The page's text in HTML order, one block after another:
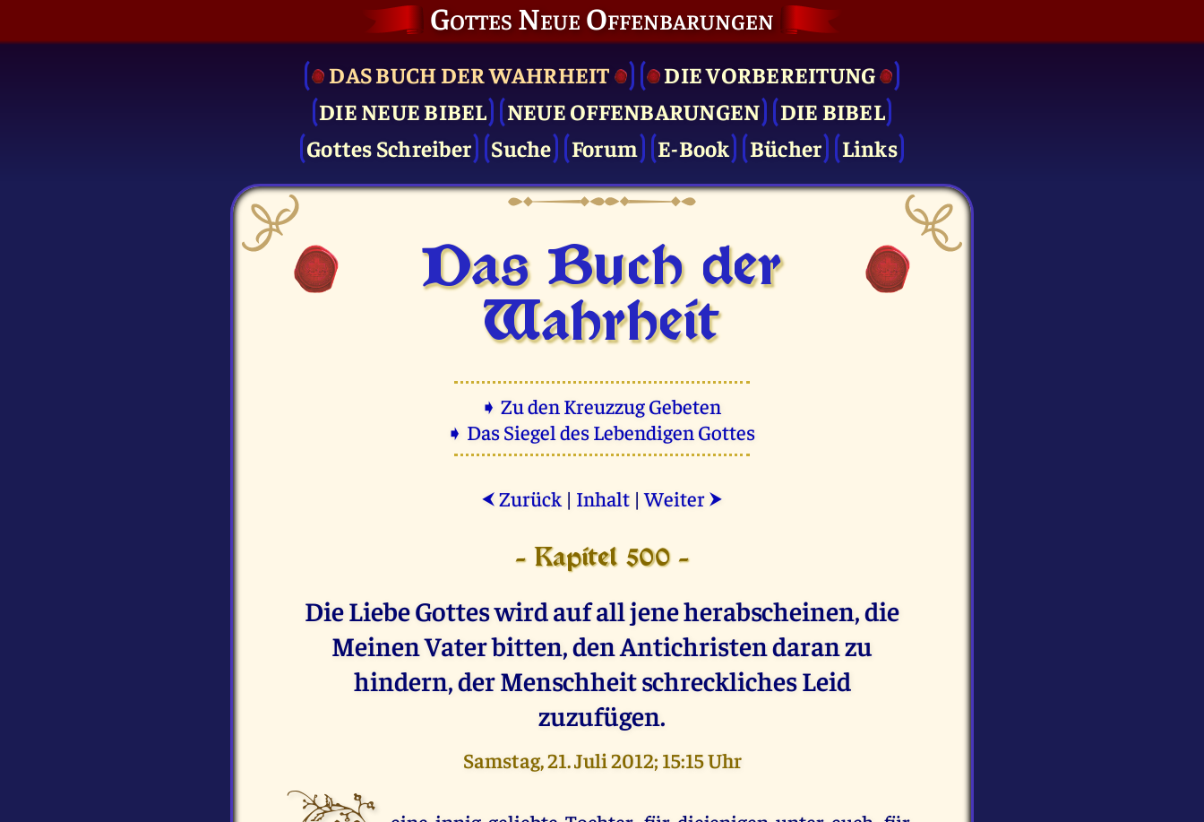
Gottes Neue Offenbarungen
DAS BUCH DER WAHRHEIT
DIE VOR­BEREITUNG
DIE NEUE BIBEL
NEUE OFFENBARUNGEN
DIE BIBEL
Gottes Schreiber
Suche Forum E-Book Bücher Links
Das Buch der
Wahrheit
➧ Zu den Kreuzzug Gebeten
➧ Das Siegel des Lebendigen Gottes
⮜ Zurück | Inhalt |Weiter ⮞
- Kapitel 500 -
Die Liebe Gottes wird auf all jene herabscheinen, die
Meinen Vater bitten, den Antichristen daran zu
hindern, der Menschheit schreckliches Leid
zuzufügen.
Samstag, 21. Juli 2012; 15:15 Uhr